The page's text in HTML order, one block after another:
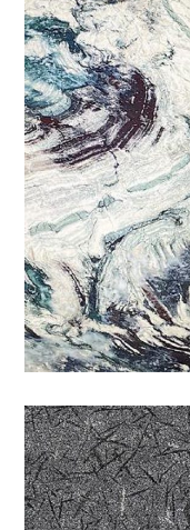
特殊 / 石材色系 / 綠
三宅一生
特殊 / 石材色系 / 黑